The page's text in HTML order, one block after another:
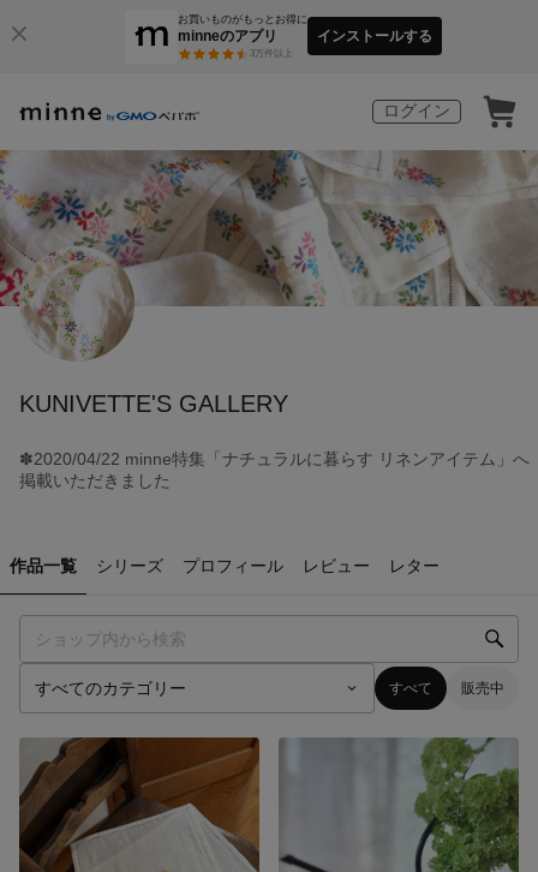
お買いものがもっとお得に
minneのアプリ
3万件以上
インストールする
ログイン
KUNIVETTE'S GALLERY
✽2020/04/22 minne特集「ナチュラルに暮らす リネンアイテム」へ
掲載いただきました
作品一覧 シリーズ プロフィール レビュー レター
すべて 販売中